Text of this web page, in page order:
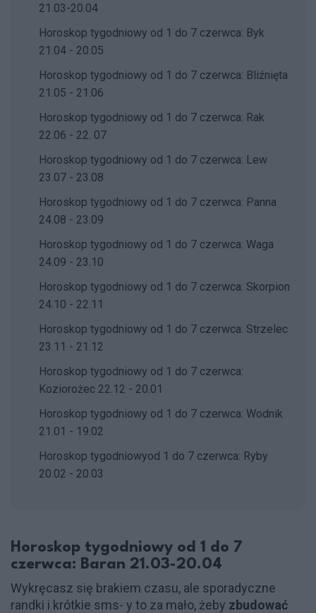
21.03-20.04
Horoskop tygodniowy od 1 do 7 czerwca: Byk
21.04 - 20.05
Horoskop tygodniowy od 1 do 7 czerwca: Bliźnięta
21.05 - 21.06
Horoskop tygodniowy od 1 do 7 czerwca: Rak
22.06 - 22. 07
Horoskop tygodniowy od 1 do 7 czerwca: Lew
23.07 - 23.08
Horoskop tygodniowy od 1 do 7 czerwca: Panna
24.08 - 23.09
Horoskop tygodniowy od 1 do 7 czerwca: Waga
24.09 - 23.10
Horoskop tygodniowy od 1 do 7 czerwca: Skorpion
24.10 - 22.11
Horoskop tygodniowy od 1 do 7 czerwca: Strzelec
23.11 - 21.12
Horoskop tygodniowy od 1 do 7 czerwca:
Koziorożec 22.12 - 20.01
Horoskop tygodniowy od 1 do 7 czerwca: Wodnik
21.01 - 19.02
Horoskop tygodniowyod 1 do 7 czerwca: Ryby
20.02 - 20.03
Horoskop tygodniowy od 1 do 7
czerwca: Baran 21.03-20.04
Wykręcasz się brakiem czasu, ale sporadyczne
randki i krótkie sms- y to za mało, żeby zbudować